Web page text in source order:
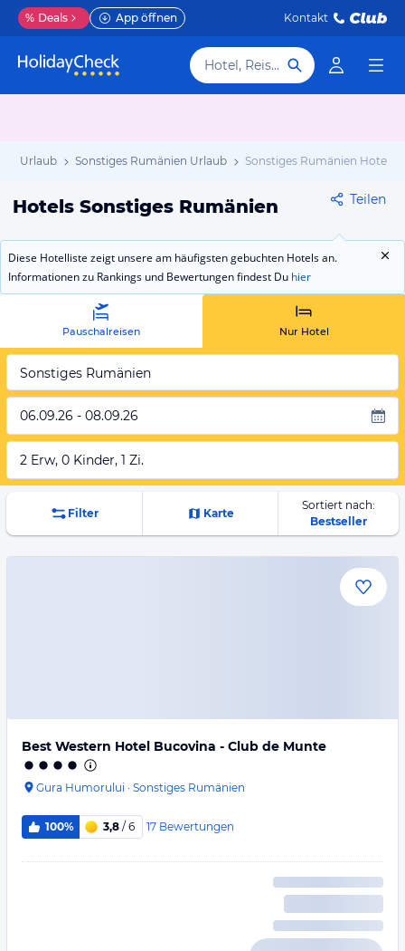
% Deals App öffnen Kontakt
Hotel, Reiseziel
Urlaub Sonstiges Rumänien Urlaub Sonstiges Rumänien Hotels
Hotels Sonstiges Rumänien Teilen
Diese Hotelliste zeigt unsere am häufigsten gebuchten Hotels an.
Informationen zu Rankings und Bewertungen findest Du hier
Pauschalreisen Nur Hotel
Sonstiges Rumänien
06.09.26 - 08.09.26
2 Erw, 0 Kinder, 1 Zi.
Filter Karte
Sortiert nach:
Bestseller
Best Western Hotel Bucovina - Club de Munte
Gura Humorului · Sonstiges Rumänien
100% 3,8 / 6 17 Bewertungen